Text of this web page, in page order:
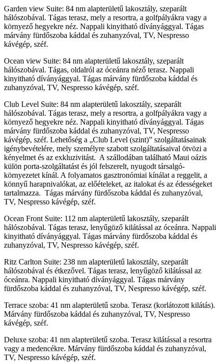
Garden view Suite: 84 nm alapterületű lakosztály, szeparált
hálószobával. Tágas terasz, mely a resortra, a golfpályákra vagy a
környező hegyekre néz. Nappali kinyitható díványággyal. Tágas
márvány fürdőszoba káddal és zuhanyzóval, TV, Nespresso
kávégép, széf.
Ocean view Suite: 84 nm alapterületű lakosztály, szeparált
hálószobával. Tágas, oldalról az óceánra néző terasz. Nappali
kinyitható díványággyal. Tágas márvány fürdőszoba káddal és
zuhanyzóval, TV, Nespresso kávégép, széf.
Club Level Suite: 84 nm alapterületű lakosztály, szeparált
hálószobával. Tágas terasz, mely a resortra, a golfpályákra vagy a
környező hegyekre néz. Nappali kinyitható díványággyal. Tágas
márvány fürdőszoba káddal és zuhanyzóval, TV, Nespresso
kávégép, széf. Lehetőség a „Club Level (szint)” szolgáltatásainak
igénybevételére, mely személyre szabott szolgáltatásaival ötvözi a
kényelmet és az exkluzivitást. A szállodában található Maui oázis
külön porta-szolgáltatást és jól felszerelt, nyugodt társalgó-
környezetet kínál. A folyamatos gasztronómiai kínálat a reggelit, a
könnyű harapnivalókat, az előételeket, az italokat és az édességeket
tartalmazza. Tágas márvány fürdőszoba káddal és zuhanyzóval,
TV, Nespresso kávégép, széf.
Ocean Front Suite: 112 nm alapterületű lakosztály, szeparált
hálószobával. Tágas terasz, lenyűgöző kilátással az óceánra. Nappali
kinyitható díványággyal. Tágas márvány fürdőszoba káddal és
zuhanyzóval, TV, Nespresso kávégép, széf.
Ritz Carlton Suite: 238 nm alapterületű lakosztály, szeparált
hálószobával és étkezővel. Tágas terasz, lenyűgöző kilátással az
óceánra. Nappali kinyitható díványággyal. Tágas márvány
fürdőszoba káddal és zuhanyzóval, TV, Nespresso kávégép, széf.
Terrace szoba: 41 nm alapterületű szoba. Terasz (korlátozott kilátás).
Márvány fürdőszoba káddal és zuhanyzóval, TV, Nespresso
kávégép, széf.
Deluxe szoba: 41 nm alapterületű szoba. Terasz kilátással a resortra
vagy a medencékre. Márvány fürdőszoba káddal és zuhanyzóval,
TV, Nespresso kávégép, széf.